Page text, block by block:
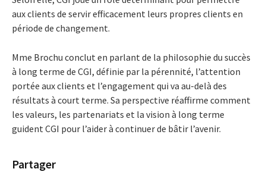
aux clients de servir efficacement leurs propres clients en
période de changement.
Mme Brochu conclut en parlant de la philosophie du succès
à long terme de CGI, définie par la pérennité, l’attention
portée aux clients et l’engagement qui va au-delà des
résultats à court terme. Sa perspective réaffirme comment
les valeurs, les partenariats et la vision à long terme
guident CGI pour l’aider à continuer de bâtir l’avenir.
Partager